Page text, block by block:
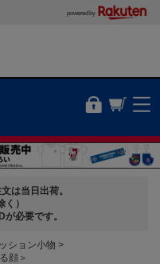
powered by
は当日出荷。
く）
必要です。
ション小物
顔＞